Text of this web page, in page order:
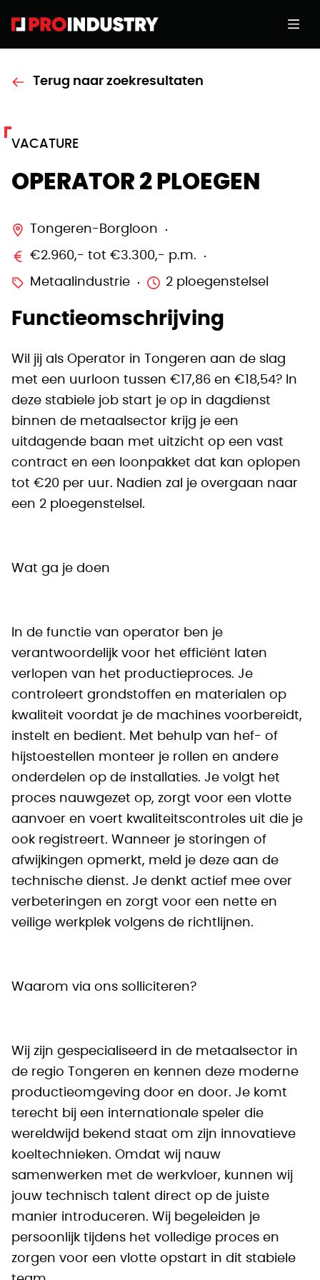
Terug naar zoekresultaten
VACATURE
OPERATOR 2 PLOEGEN
Tongeren-Borgloon
€2.960,- tot €3.300,- p.m.
Metaalindustrie 2 ploegenstelsel
Functieomschrijving
Wil jij als Operator in Tongeren aan de slag
met een uurloon tussen €17,86 en €18,54? In
deze stabiele job start je op in dagdienst
binnen de metaalsector krijg je een
uitdagende baan met uitzicht op een vast
contract en een loonpakket dat kan oplopen
tot €20 per uur. Nadien zal je overgaan naar
een 2 ploegenstelsel.
Wat ga je doen
In de functie van operator ben je
verantwoordelijk voor het efficiënt laten
verlopen van het productieproces. Je
controleert grondstoffen en materialen op
kwaliteit voordat je de machines voorbereidt,
instelt en bedient. Met behulp van hef- of
hijstoestellen monteer je rollen en andere
onderdelen op de installaties. Je volgt het
proces nauwgezet op, zorgt voor een vlotte
aanvoer en voert kwaliteitscontroles uit die je
ook registreert. Wanneer je storingen of
afwijkingen opmerkt, meld je deze aan de
technische dienst. Je denkt actief mee over
verbeteringen en zorgt voor een nette en
veilige werkplek volgens de richtlijnen.
Waarom via ons solliciteren?
Wij zijn gespecialiseerd in de metaalsector in
de regio Tongeren en kennen deze moderne
productieomgeving door en door. Je komt
terecht bij een internationale speler die
wereldwijd bekend staat om zijn innovatieve
koeltechnieken. Omdat wij nauw
samenwerken met de werkvloer, kunnen wij
jouw technisch talent direct op de juiste
manier introduceren. Wij begeleiden je
persoonlijk tijdens het volledige proces en
zorgen voor een vlotte opstart in dit stabiele